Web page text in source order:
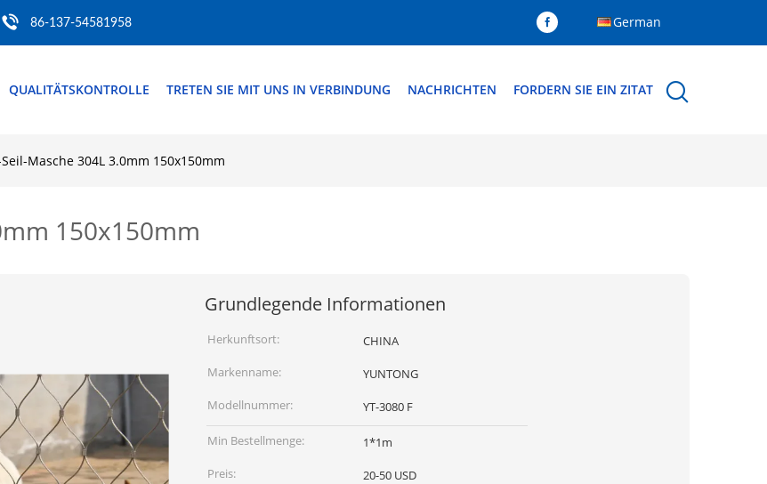
86-137-54581958 German
QUALITÄTSKONTROLLE TRETEN SIE MIT UNS IN VERBINDUNG NACHRICHTEN FORDERN SIE EIN ZITAT
Masche 304L 3.0mm 150x150mm
150x150mm
Grundlegende Informationen
Herkunftsort:
CHINA
Markenname:
YUNTONG
Modellnummer:
YT-3080 F
Min Bestellmenge:
1*1m
Preis:
20-50 USD